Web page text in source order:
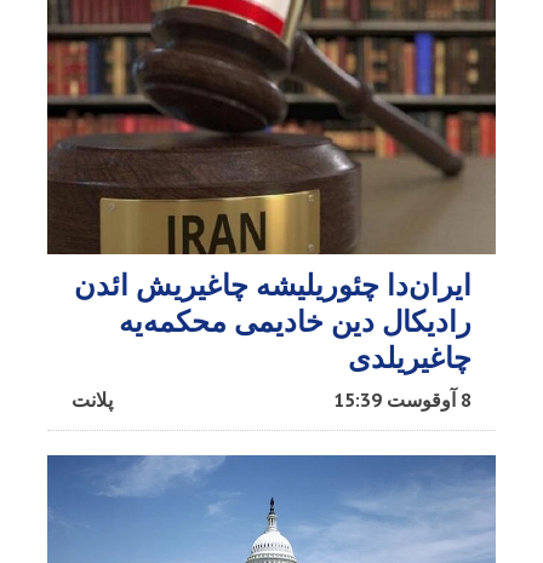
ایران‌دا چئوریلیشه چاغیریش ائد‌ن
رادیکال دین خادیمی محکمه‌یه
چاغیریلدی
پلانت 8 آوقوست 15:39